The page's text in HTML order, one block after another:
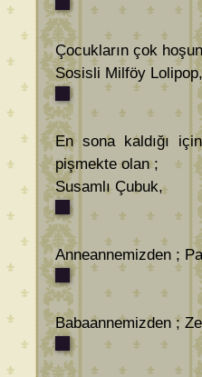
Çocukların çok
Sosisli Milföy Lolipop,
En sona kaldığı
pişmekte olan ;
Susamlı Çubuk,
Anneannemizden ;
Babaannemizden ;